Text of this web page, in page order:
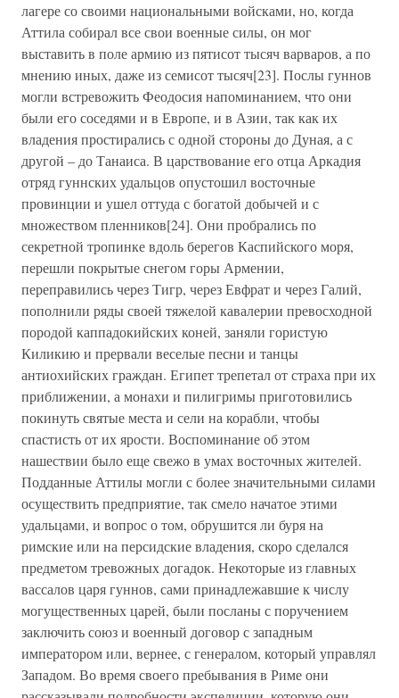
лагере со своими национальными войсками, но, когда
Аттила собирал все свои военные силы, он мог
выставить в поле армию из пятисот тысяч варваров, а по
мнению иных, даже из семисот тысяч[23]. Послы гуннов
могли встревожить Феодосия напоминанием, что они
были его соседями и в Европе, и в Азии, так как их
владения простирались с одной стороны до Дуная, а с
другой – до Танаиса. В царствование его отца Аркадия
отряд гуннских удальцов опустошил восточные
провинции и ушел оттуда с богатой добычей и с
множеством пленников[24]. Они пробрались по
секретной тропинке вдоль берегов Каспийского моря,
перешли покрытые снегом горы Армении,
переправились через Тигр, через Евфрат и через Галий,
пополнили ряды своей тяжелой кавалерии превосходной
породой каппадокийских коней, заняли гористую
Киликию и прервали веселые песни и танцы
антиохийских граждан. Египет трепетал от страха при их
приближении, а монахи и пилигримы приготовились
покинуть святые места и сели на корабли, чтобы
спастисть от их ярости. Воспоминание об этом
нашествии было еще свежо в умах восточных жителей.
Подданные Аттилы могли с более значительными силами
осуществить предприятие, так смело начатое этими
удальцами, и вопрос о том, обрушится ли буря на
римские или на персидские владения, скоро сделался
предметом тревожных догадок. Некоторые из главных
вассалов царя гуннов, сами принадлежавшие к числу
могущественных царей, были посланы с поручением
заключить союз и военный договор с западным
императором или, вернее, с генералом, который управлял
Западом. Во время своего пребывания в Риме они